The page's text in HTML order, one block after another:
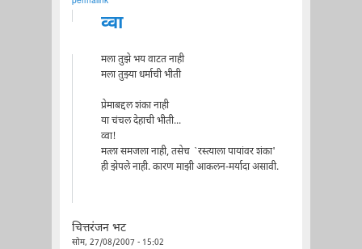
व्वा
मला तुझे भय वाटत नाही
मला तुझ्या धर्माची भीती
प्रेमाबद्दल शंका नाही
या चंचल देहाची भीती...
व्वा!
मत्ला समजला नाही, तसेच `रस्त्याला पायांवर शंका'
ही झेपले नाही. कारण माझी आकलन-मर्यादा असावी.
चित्तरंजन भट
सोम, 27/08/2007 - 15:02